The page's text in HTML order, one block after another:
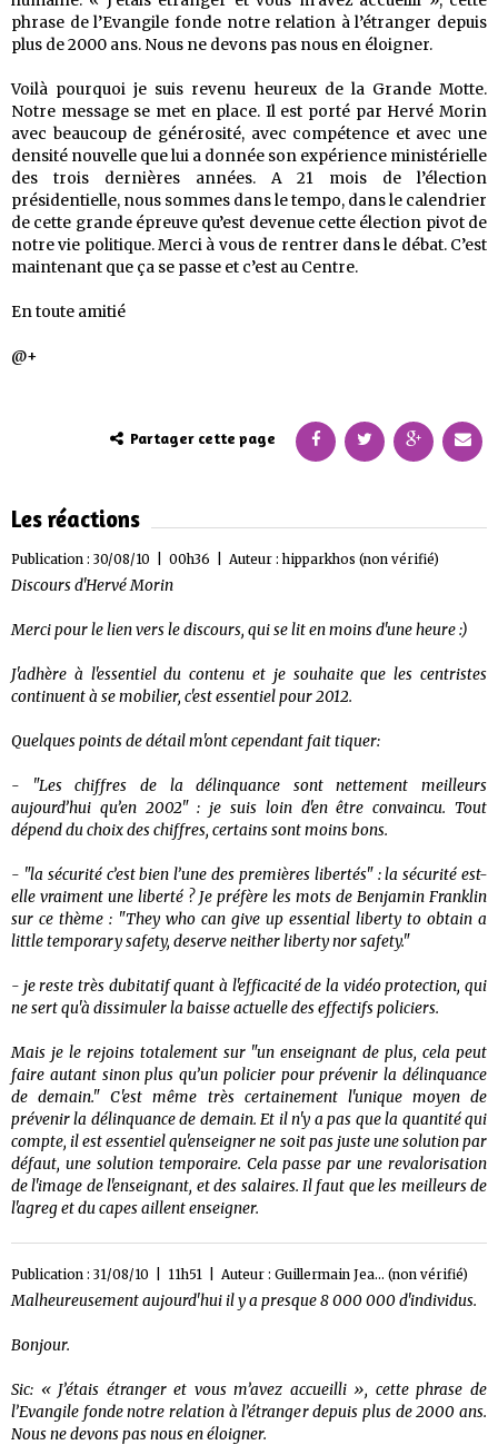
phrase de l’Evangile fonde notre relation à l’étranger depuis
plus de 2000 ans. Nous ne devons pas nous en éloigner.
Voilà pourquoi je suis revenu heureux de la Grande Motte.
Notre message se met en place. Il est porté par Hervé Morin
avec beaucoup de générosité, avec compétence et avec une
densité nouvelle que lui a donnée son expérience ministérielle
des trois dernières années. A 21 mois de l’élection
présidentielle, nous sommes dans le tempo, dans le calendrier
de cette grande épreuve qu’est devenue cette élection pivot de
notre vie politique. Merci à vous de rentrer dans le débat. C’est
maintenant que ça se passe et c’est au Centre.
En toute amitié
@+
Partager cette page
Les réactions
Publication : 30/08/10 | 00h36 | Auteur : hipparkhos (non vérifié)
Discours d'Hervé Morin
Merci pour le lien vers le discours, qui se lit en moins d'une heure :)
J'adhère à l'essentiel du contenu et je souhaite que les centristes
continuent à se mobilier, c'est essentiel pour 2012.
Quelques points de détail m'ont cependant fait tiquer:
- "Les chiffres de la délinquance sont nettement meilleurs
aujourd’hui qu’en 2002" : je suis loin d'en être convaincu. Tout
dépend du choix des chiffres, certains sont moins bons.
- "la sécurité c’est bien l’une des premières libertés" : la sécurité est-
elle vraiment une liberté ? Je préfère les mots de Benjamin Franklin
sur ce thème : "They who can give up essential liberty to obtain a
little temporary safety, deserve neither liberty nor safety."
- je reste très dubitatif quant à l'efficacité de la vidéo protection, qui
ne sert qu'à dissimuler la baisse actuelle des effectifs policiers.
Mais je le rejoins totalement sur "un enseignant de plus, cela peut
faire autant sinon plus qu’un policier pour prévenir la délinquance
de demain." C'est même très certainement l'unique moyen de
prévenir la délinquance de demain. Et il n'y a pas que la quantité qui
compte, il est essentiel qu'enseigner ne soit pas juste une solution par
défaut, une solution temporaire. Cela passe par une revalorisation
de l'image de l'enseignant, et des salaires. Il faut que les meilleurs de
l'agreg et du capes aillent enseigner.
Publication : 31/08/10 | 11h51 | Auteur : Guillermain Jea... (non vérifié)
Malheureusement aujourd'hui il y a presque 8 000 000 d'individus.
Bonjour.
Sic: « J’étais étranger et vous m’avez accueilli », cette phrase de
l’Evangile fonde notre relation à l’étranger depuis plus de 2000 ans.
Nous ne devons pas nous en éloigner.